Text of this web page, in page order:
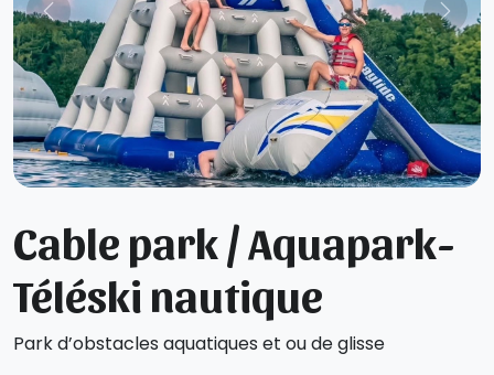
Cable park / Aquapark-
Téléski nautique
Park d’obstacles aquatiques et ou de glisse